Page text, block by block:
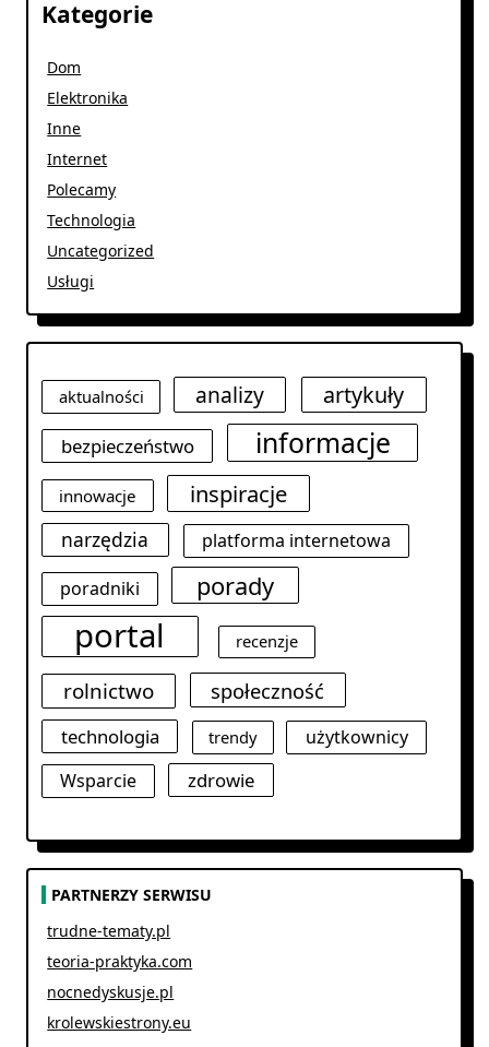
Kategorie
Dom
Elektronika
Inne
Internet
Polecamy
Technologia
Uncategorized
Usługi
aktualności analizy artykuły
bezpieczeństwo informacje
innowacje inspiracje
narzędzia
platforma internetowa
poradniki
porady
portal recenzje
rolnictwo społeczność
technologia trendy
użytkownicy
Wsparcie
zdrowie
PARTNERZY SERWISU
trudne-tematy.pl
teoria-praktyka.com
nocnedyskusje.pl
krolewskiestrony.eu